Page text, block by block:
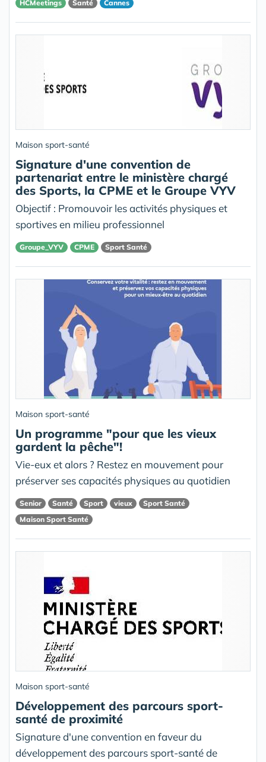
HCMeetings Santé Cannes
Maison sport-santé
Signature d'une convention de
partenariat entre le ministère chargé
des Sports, la CPME et le Groupe VYV
Objectif : Promouvoir les activités physiques et
sportives en milieu professionnel
Groupe_VYV CPME Sport Santé
Maison sport-santé
Un programme "pour que les vieux
gardent la pêche"!
Vie-eux et alors ? Restez en mouvement pour
préserver ses capacités physiques au quotidien
Senior Santé Sport vieux
Sport Santé
Maison Sport Santé
Maison sport-santé
Développement des parcours sport-
santé de proximité
Signature d'une convention en faveur du
développement des parcours sport-santé de